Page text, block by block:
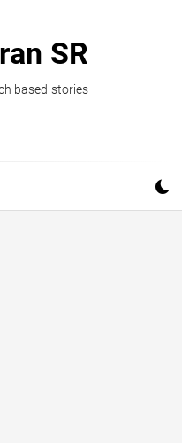
SR
based stories